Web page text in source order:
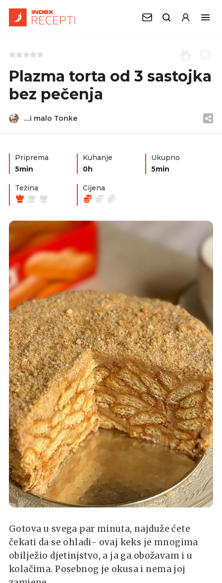
Plazma torta od 3 sastojka
bez pečenja
....i malo Tonke
Priprema
5min
Kuhanje
0h
Ukupno
5min
Težina Cijena
Gotova u svega par minuta, najduže ćete
čekati da se ohladi- ovaj keks je mnogima
obilježio djetinjstvo, a ja ga obožavam i u
kolačima. Posebnog je okusa i nema joj